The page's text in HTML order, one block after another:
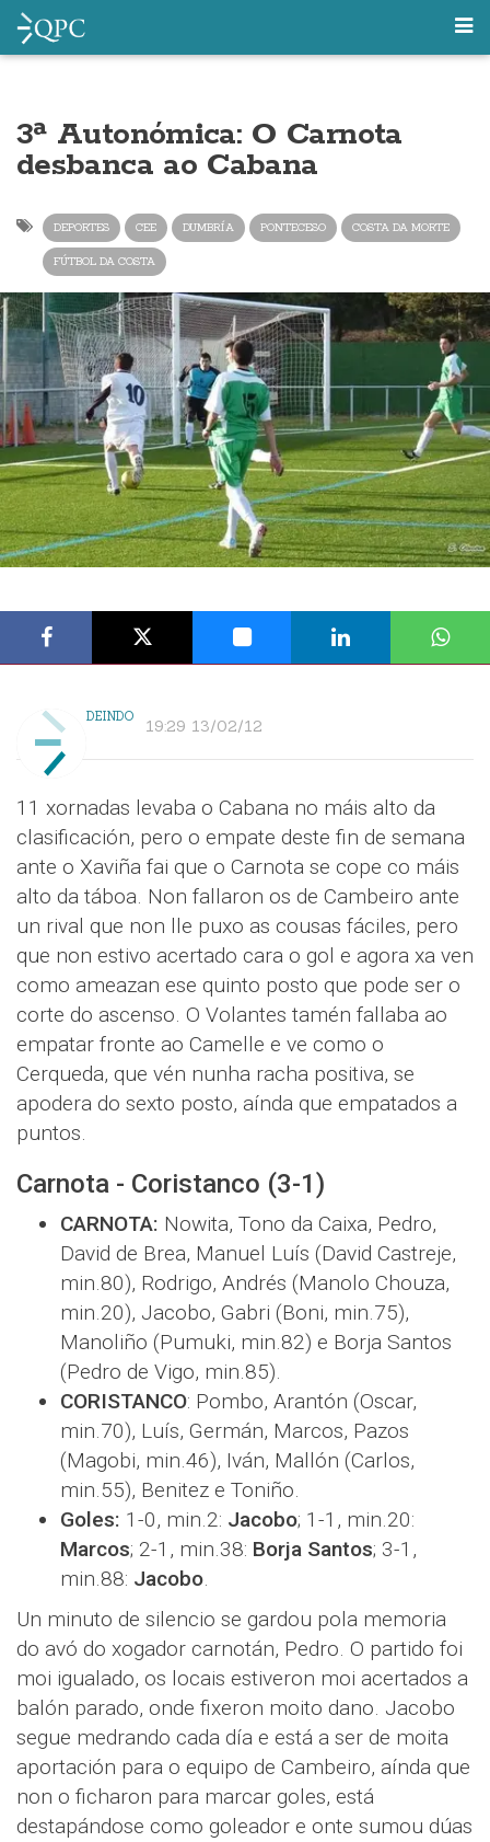
3ª Autonómica: O Carnota
desbanca ao Cabana
DEPORTES CEE DUMBRÍA PONTECESO COSTA DA MORTE
FÚTBOL DA COSTA
DEINDO 19:29 13/02/12
11 xornadas levaba o Cabana no máis alto da
clasificación, pero o empate deste fin de semana
ante o Xaviña fai que o Carnota se cope co máis
alto da táboa. Non fallaron os de Cambeiro ante
un rival que non lle puxo as cousas fáciles, pero
que non estivo acertado cara o gol e agora xa ven
como ameazan ese quinto posto que pode ser o
corte do ascenso. O Volantes tamén fallaba ao
empatar fronte ao Camelle e ve como o
Cerqueda, que vén nunha racha positiva, se
apodera do sexto posto, aínda que empatados a
puntos.
Carnota - Coristanco (3-1)
CARNOTA: Nowita, Tono da Caixa, Pedro,
David de Brea, Manuel Luís (David Castreje,
min.80), Rodrigo, Andrés (Manolo Chouza,
min.20), Jacobo, Gabri (Boni, min.75),
Manoliño (Pumuki, min.82) e Borja Santos
(Pedro de Vigo, min.85).
CORISTANCO: Pombo, Arantón (Oscar,
min.70), Luís, Germán, Marcos, Pazos
(Magobi, min.46), Iván, Mallón (Carlos,
min.55), Benitez e Toniño.
Goles: 1-0, min.2: Jacobo; 1-1, min.20:
Marcos; 2-1, min.38: Borja Santos; 3-1,
min.88: Jacobo.
Un minuto de silencio se gardou pola memoria
do avó do xogador carnotán, Pedro. O partido foi
moi igualado, os locais estiveron moi acertados a
balón parado, onde fixeron moito dano. Jacobo
segue medrando cada día e está a ser de moita
aportación para o equipo de Cambeiro, aínda que
non o ficharon para marcar goles, está
destapándose como goleador e onte sumou dúas